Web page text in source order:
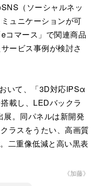
（ソーシャルネッ
ュニケーションが可
コマース」で関連商品
ービス事例が検討さ
いて、「3D対応IPSα
載し、LEDバックラ
展。同パネルは新開発
ラスをうたい、高画質
二重像低減と高い黒表
《加藤》